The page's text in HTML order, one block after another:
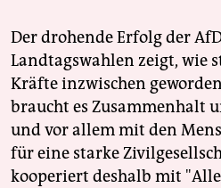
Der drohende Erfolg der
Landtagswahlen zeigt, wie
Kräfte inzwischen
braucht es Zusammenhalt
und vor allem mit den
für eine starke
kooperiert deshalb mit